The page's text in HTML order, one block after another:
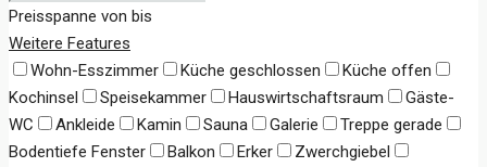
Preisspanne von bis
Weitere Features
Wohn-Esszimmer
Küche geschlossen
Küche offen
Kochinsel
Speisekammer Hauswirtschaftsraum
Gäste-
WC
Ankleide Kamin Sauna Galerie
Treppe gerade
Bodentiefe Fenster
Balkon Erker
Zwerchgiebel